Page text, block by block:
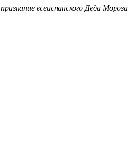
всеиспанского Деда Мороза